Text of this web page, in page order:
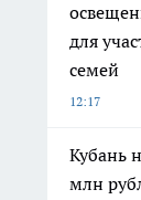
для
семей
12:17
Кубань
млн